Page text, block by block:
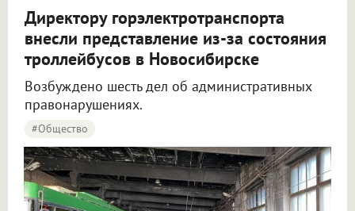
Директору горэлектротранспорта
внесли представление из-за состояния
троллейбусов в Новосибирске
Возбуждено шесть дел об административных
правонарушениях.
#Общество